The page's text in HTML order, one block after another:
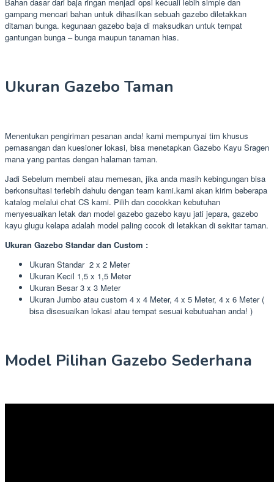
gampang mencari bahan untuk dihasilkan sebuah gazebo diletakkan
ditaman bunga. kegunaan gazebo baja di maksudkan untuk tempat
gantungan bunga – bunga maupun tanaman hias.
Ukuran Gazebo Taman
Menentukan pengiriman pesanan anda! kami mempunyai tim khusus
pemasangan dan kuesioner lokasi, bisa menetapkan Gazebo Kayu Sragen
mana yang pantas dengan halaman taman.
Jadi Sebelum membeli atau memesan, jika anda masih kebingungan bisa
berkonsultasi terlebih dahulu dengan team kami.kami akan kirim beberapa
katalog melalui chat CS kami. Pilih dan cocokkan kebutuhan
menyesuaikan letak dan model gazebo gazebo kayu jati jepara, gazebo
kayu glugu kelapa adalah model paling cocok di letakkan di sekitar taman.
Ukuran Gazebo Standar dan Custom :
Ukuran Standar 2 x 2 Meter
Ukuran Kecil 1,5 x 1,5 Meter
Ukuran Besar 3 x 3 Meter
Ukuran Jumbo atau custom 4 x 4 Meter, 4 x 5 Meter, 4 x 6 Meter (
bisa disesuaikan lokasi atau tempat sesuai kebutuahan anda! )
Model Pilihan Gazebo Sederhana